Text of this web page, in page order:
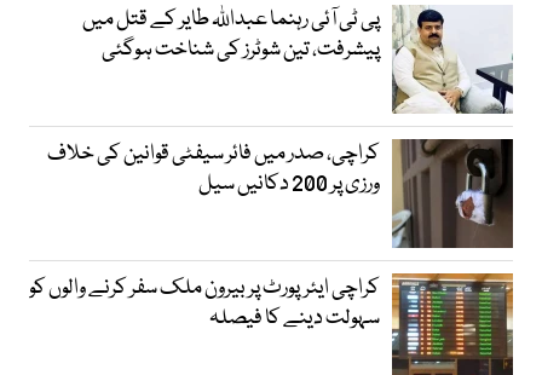
پی ٹی آئی رہنما عبداللہ طایر کے قتل میں
پیشرفت، تین شوٹرز کی شناخت ہوگئی
کراچی، صدر میں فائر سیفٹی قوانین کی خلاف
ورزی پر 200 دکانیں سیل
کراچی ایئرپورٹ پر بیرون ملک سفر کرنے والوں کو
سہولت دینے کا فیصلہ